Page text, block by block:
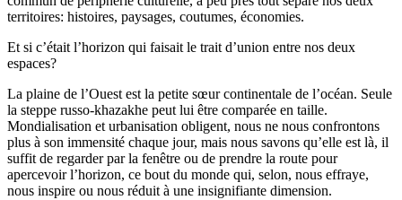
territoires: histoires, paysages, coutumes, économies.
Et si c’était l’horizon qui faisait le trait d’union entre nos deux
espaces?
La plaine de l’Ouest est la petite sœur continentale de l’océan. Seule
la steppe russo-khazakhe peut lui être comparée en taille.
Mondialisation et urbanisation obligent, nous ne nous confrontons
plus à son immensité chaque jour, mais nous savons qu’elle est là, il
suffit de regarder par la fenêtre ou de prendre la route pour
apercevoir l’horizon, ce bout du monde qui, selon, nous effraye,
nous inspire ou nous réduit à une insignifiante dimension.